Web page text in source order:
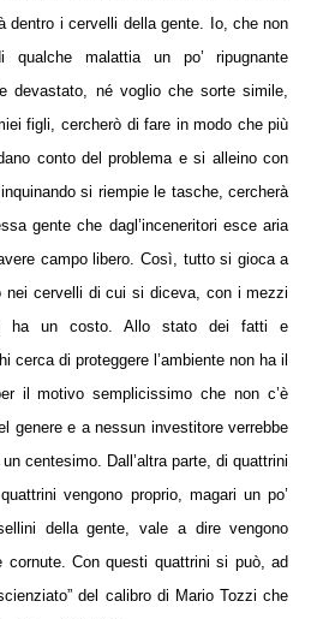
dentro i cervelli della gente. Io, che non
qualche malattia un po’ ripugnante
devastato, né voglio che sorte simile,
figli, cercherò di fare in modo che più
conto del problema e si alleino con
si riempie le tasche, cercherà
gente che dagl’inceneritori esce aria
campo libero. Così, tutto si gioca a
nei cervelli di cui si diceva, con i mezzi
ha un costo. Allo stato dei fatti e
cerca di proteggere l’ambiente non ha il
il motivo semplicissimo che non c’è
genere e a nessun investitore verrebbe
centesimo. Dall’altra parte, di quattrini
vengono proprio, magari un po’
della gente, vale a dire vengono
Con questi quattrini si può, ad
del calibro di Mario Tozzi che